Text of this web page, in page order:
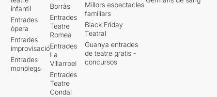
infantil
Entrades
òpera
Entrades
improvisació
Entrades
monòlegs
Borràs
Entrades
Teatre
Romea
Entrades
La
Villarroel
Entrades
Teatre
Condal
Millors espectacles
familiars
Black Friday
Teatral
Guanya entrades
de teatre gratis -
concursos